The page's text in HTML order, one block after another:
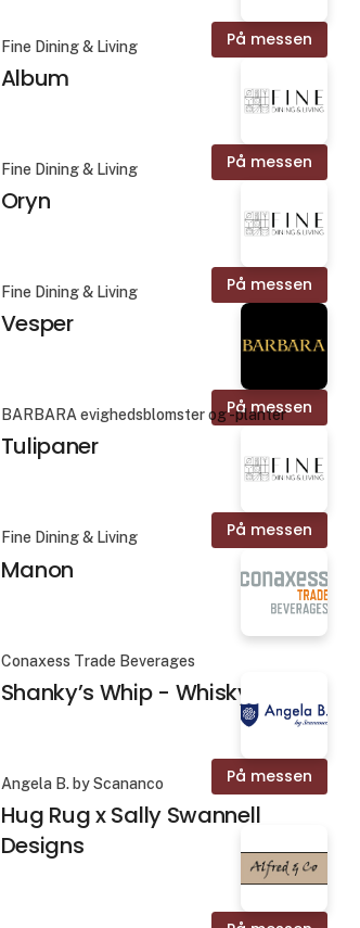
På messen
Fine Dining & Living
Album
På messen
Fine Dining & Living
Oryn
På messen
Fine Dining & Living
Vesper
På messen
BARBARA evighedsblomster og -planter
Tulipaner
På messen
Fine Dining & Living
Manon
Conaxess Trade Beverages
Shanky’s Whip - Whisky Likør
På messen
Angela B. by Scananco
Hug Rug x Sally Swannell
Designs